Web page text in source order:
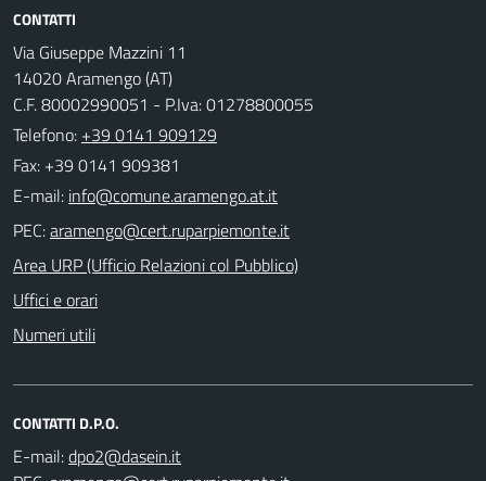
CONTATTI
Via Giuseppe Mazzini 11
14020 Aramengo (AT)
C.F. 80002990051 - P.Iva: 01278800055
Telefono: +39 0141 909129
Fax: +39 0141 909381
E-mail:
PEC:
Area URP (Ufficio Relazioni col Pubblico)
Uffici e orari
Numeri utili
CONTATTI D.P.O.
E-mail: